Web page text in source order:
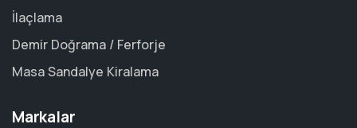
İlaçlama
Demir Doğrama / Ferforje
Masa Sandalye Kiralama
Markalar